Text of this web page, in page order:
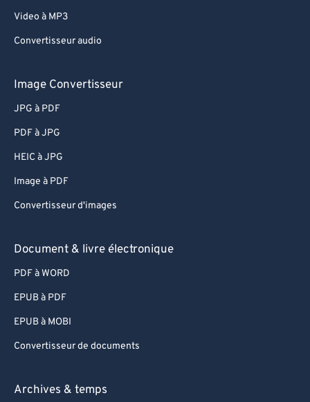
Video à MP3
Convertisseur audio
Image Convertisseur
JPG à PDF
PDF à JPG
HEIC à JPG
Image à PDF
Convertisseur d'images
Document & livre électronique
PDF à WORD
EPUB à PDF
EPUB à MOBI
Convertisseur de documents
Archives & temps